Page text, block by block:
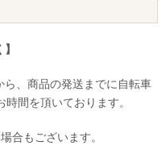
、商品の発送までに自転車
間を頂いております。
合もございます。